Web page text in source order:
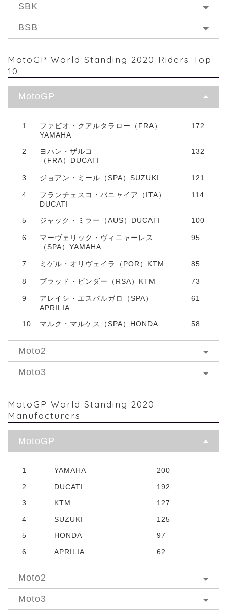
SBK
BSB
MotoGP World Standing 2020 Riders Top
10
MotoGP
1
ファビオ・クアルタラロー（FRA）
YAMAHA
172
2
ヨハン・ザルコ
（FRA）DUCATI
132
3 ジョアン・ミール（SPA）SUZUKI 121
4
フランチェスコ・バニャイア（ITA）
DUCATI
114
5 ジャック・ミラー（AUS）DUCATI 100
6
マーヴェリック・ヴィニャーレス
（SPA）YAMAHA
95
7 ミゲル・オリヴェイラ（POR）KTM 85
8 ブラッド・ビンダー（RSA）KTM 73
9
アレイシ・エスパルガロ（SPA）
APRILIA
61
10 マルク・マルケス（SPA）HONDA 58
Moto2
Moto3
MotoGP World Standing 2020
Manufacturers
MotoGP
1 YAMAHA
200
2
DUCATI
192
3
KTM
127
4
SUZUKI
125
5
HONDA
97
6
APRILIA 62
Moto2
Moto3